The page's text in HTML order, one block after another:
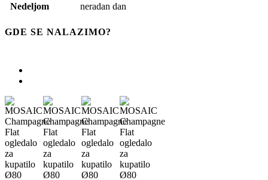
Nedeljom neradan dan
GDE SE NALAZIMO?